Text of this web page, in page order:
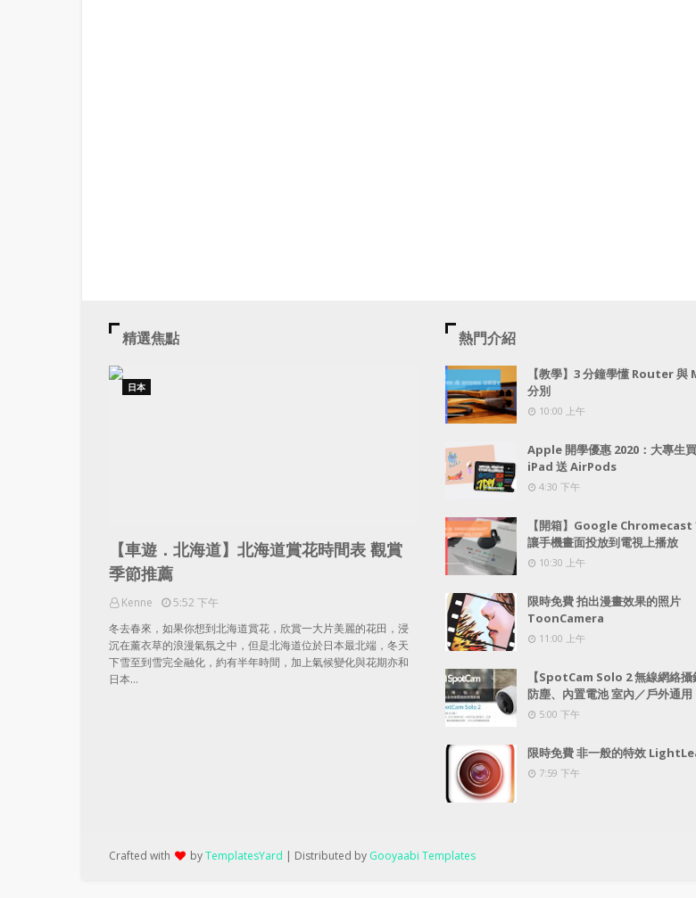
精選焦點
日本
【車遊．北海道】北海道賞花時間表 觀賞
季節推薦
Kenne
5:52 下午
冬去春來，如果你想到北海道賞花，欣賞一大片美麗的花田，浸
沉在薰衣草的浪漫氣氛之中，但是北海道位於日本最北端，冬天
下雪至到雪完全融化，約有半年時間，加上氣候變化與花期亦和
日本…
熱門介紹
【教學】3 分鐘學懂 Router 與
分別
10:00 上午
Apple 開學優惠 2020：大專生
iPad 送 AirPods
4:30 下午
【開箱】Google Chromecast
讓手機畫面投放到電視上播放
10:30 上午
限時免費 拍出漫畫效果的照片
ToonCamera
11:00 上午
【SpotCam Solo 2 無線網絡攝
防塵、內置電池 室內／戶外通用
5:00 下午
限時免費 非一般的特效
7:59 下午
Crafted with byTemplatesYard | Distributed by Gooyaabi Templates